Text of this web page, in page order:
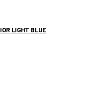
LIGHT BLUE